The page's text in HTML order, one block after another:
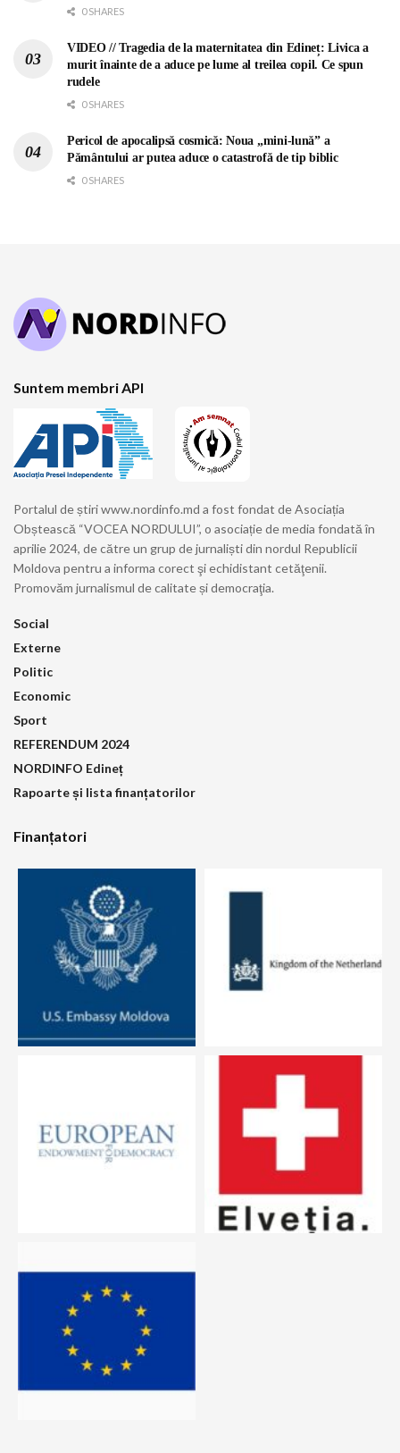
0 SHARES
VIDEO // Tragedia de la maternitatea din Edineț: Livica a
murit înainte de a aduce pe lume al treilea copil. Ce spun
rudele
0 SHARES
Pericol de apocalipsă cosmică: Noua „mini-lună” a
Pământului ar putea aduce o catastrofă de tip biblic
0 SHARES
Suntem membri API
Portalul de știri www.nordinfo.md a fost fondat de Asociația
Obștească “VOCEA NORDULUI”, o asociație de media fondată în
aprilie 2024, de către un grup de jurnaliști din nordul Republicii
Moldova pentru a informa corect şi echidistant cetăţenii.
Promovăm jurnalismul de calitate și democraţia.
Social
Externe
Politic
Economic
Sport
REFERENDUM 2024
NORDINFO Edineț
Rapoarte și lista finanțatorilor
Finanțatori